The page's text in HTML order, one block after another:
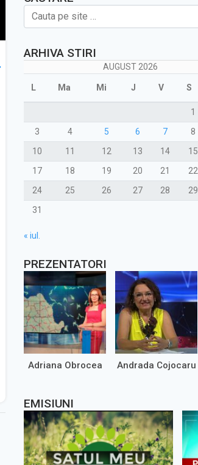
ARHIVA STIRI
AUGUST 2026
L Ma Mi J V S
1
3
4 5 6 7 8
10
11 12 13 14 15
17
18 19 20 21 22
24
25 26 27 28 29
31
« iul.
PREZENTATORI
Adriana Obrocea Andrada Cojocaru
EMISIUNI